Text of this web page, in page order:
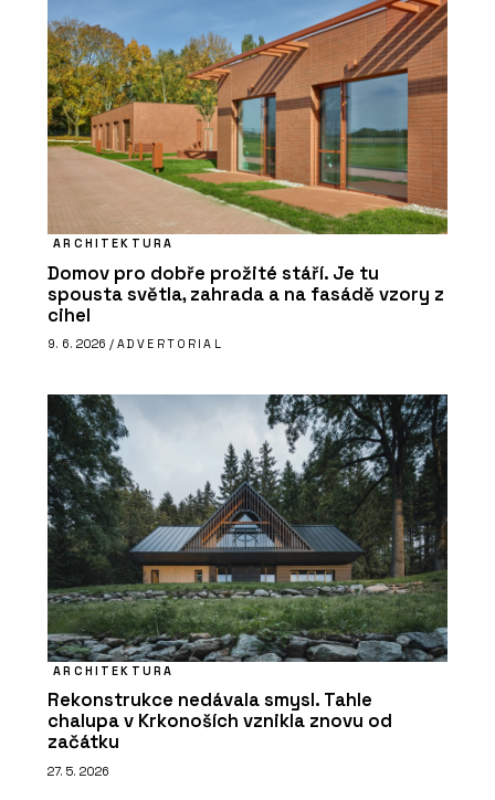
ARCHITEKTURA
Domov pro dobře prožité stáří. Je tu
spousta světla, zahrada a na fasádě vzory z
cihel
9. 6. 2026 / ADVERTORIAL
ARCHITEKTURA
Rekonstrukce nedávala smysl. Tahle
chalupa v Krkonoších vznikla znovu od
začátku
27. 5. 2026